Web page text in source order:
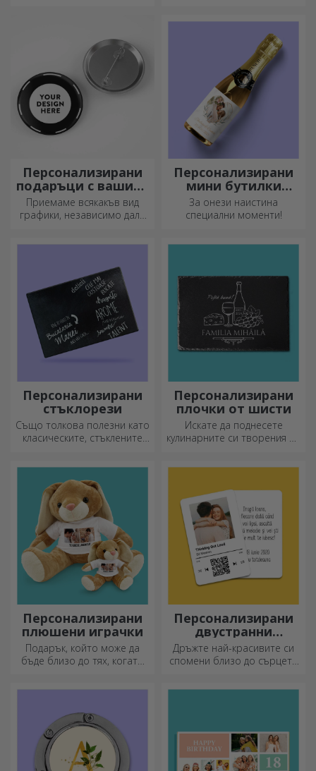
Персонализирани
подаръци с вашите
графики
Приемаме всякакъв вид
графики, независимо дали
Персонализирани
мини бутилки
пенливо вино
За онези наистина
специални моменти!
Персонализирани
стъклорези
Също толкова полезни като
класическите, стъклените
индивидуален стил на
вашата кухня.
Персонализирани
плочки от шисти
Искате да поднесете
кулинарните си творения по
собствен дизайн!
Персонализирани
плюшени играчки
Подарък, който може да
бъде близо до тях, когато
за гушкане!
Персонализирани
двустранни
алуминиеви карти
Дръжте най-красивите си
спомени близо до сърцето